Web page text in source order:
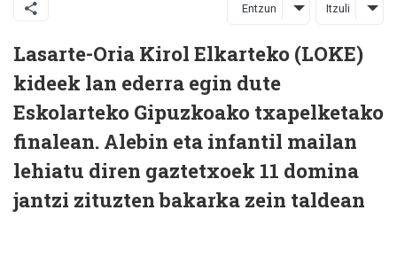
Entzun Itzuli
Lasarte-Oria Kirol Elkarteko (LOKE)
kideek lan ederra egin dute
Eskolarteko Gipuzkoako txapelketako
finalean. Alebin eta infantil mailan
lehiatu diren gaztetxoek 11 domina
jantzi zituzten bakarka zein taldean